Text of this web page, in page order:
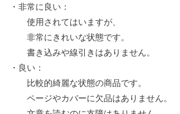
・非常に良い：
使用されてはいますが、
非常にきれいな状態です。
書き込みや線引きはありません。
・良い：
比較的綺麗な状態の商品です。
ページやカバーに欠品はありません。